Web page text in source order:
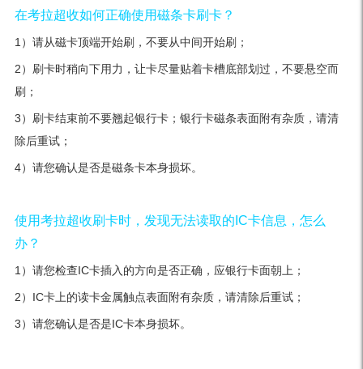
在考拉超收如何正确使用磁条卡刷卡？
1）请从磁卡顶端开始刷，不要从中间开始刷；
2）刷卡时稍向下用力，让卡尽量贴着卡槽底部划过，不要悬空而
刷；
3）刷卡结束前不要翘起银行卡；银行卡磁条表面附有杂质，请清
除后重试；
4）请您确认是否是磁条卡本身损坏。
使用考拉超收刷卡时，发现无法读取的IC卡信息，怎么
办？
1）请您检查IC卡插入的方向是否正确，应银行卡面朝上；
2）IC卡上的读卡金属触点表面附有杂质，请清除后重试；
3）请您确认是否是IC卡本身损坏。